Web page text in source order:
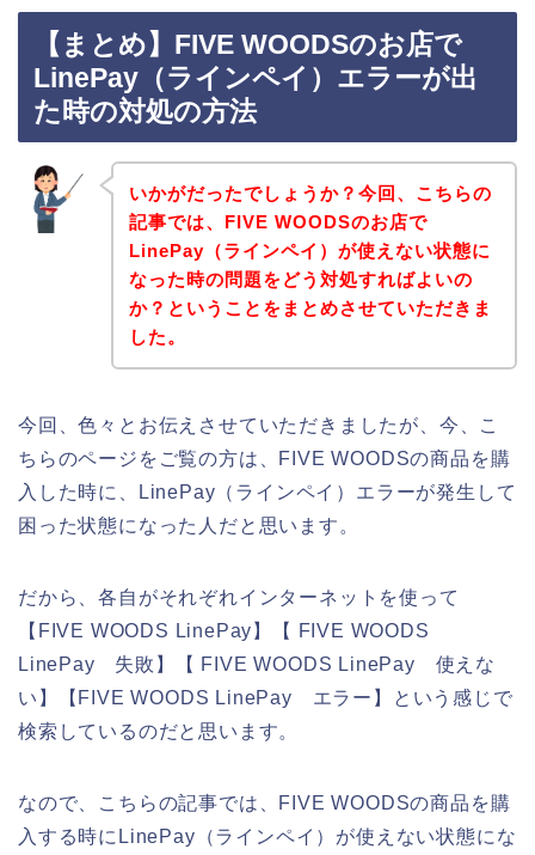
【まとめ】FIVE WOODSのお店で
LinePay（ラインペイ）エラーが出
た時の対処の方法
いかがだったでしょうか？今回、こちらの
記事では、FIVE WOODSのお店で
LinePay（ラインペイ）が使えない状態に
なった時の問題をどう対処すればよいの
か？ということをまとめさせていただきま
した。
今回、色々とお伝えさせていただきましたが、今、こ
ちらのページをご覧の方は、FIVE WOODSの商品を購
入した時に、LinePay（ラインペイ）エラーが発生して
困った状態になった人だと思います。
だから、各自がそれぞれインターネットを使って
【FIVE WOODS LinePay】【 FIVE WOODS
LinePay 失敗】【 FIVE WOODS LinePay 使えな
い】【FIVE WOODS LinePay エラー】という感じで
検索しているのだと思います。
なので、こちらの記事では、FIVE WOODSの商品を購
入する時にLinePay（ラインペイ）が使えない状態にな